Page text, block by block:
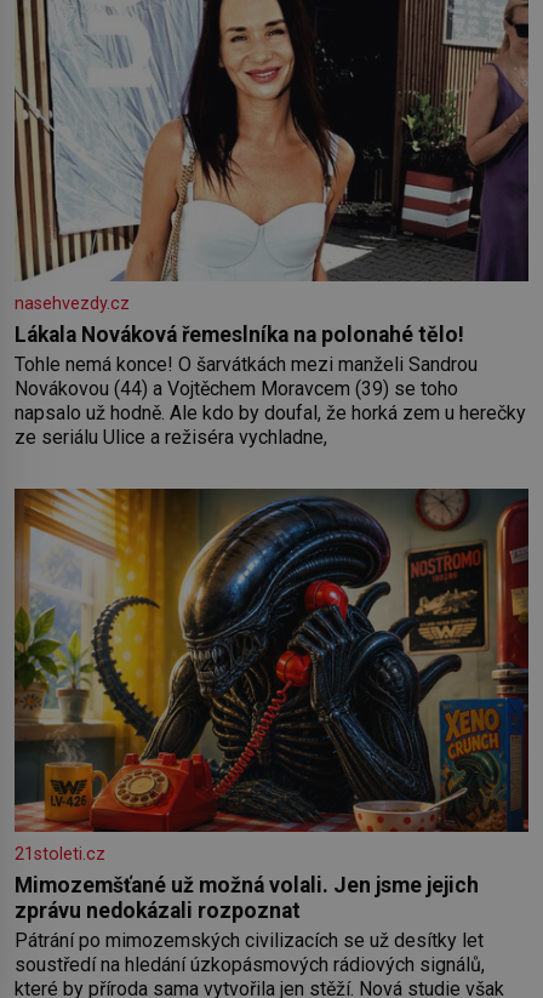
nasehvezdy.cz
Lákala Nováková řemeslníka na polonahé tělo!
Tohle nemá konce! O šarvátkách mezi manželi Sandrou
Novákovou (44) a Vojtěchem Moravcem (39) se toho
napsalo už hodně. Ale kdo by doufal, že horká zem u herečky
ze seriálu Ulice a režiséra vychladne,
21stoleti.cz
Mimozemšťané už možná volali. Jen jsme jejich
zprávu nedokázali rozpoznat
Pátrání po mimozemských civilizacích se už desítky let
soustředí na hledání úzkopásmových rádiových signálů,
které by příroda sama vytvořila jen stěží. Nová studie však